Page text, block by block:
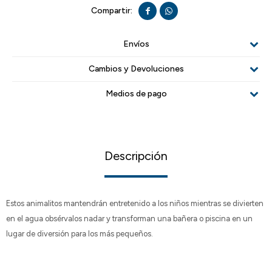
 
Envíos
Cambios y Devoluciones
Medios de pago
Descripción
Estos animalitos mantendrán entretenido a los niños mientras se divierten
en el agua obsérvalos nadar y transforman una bañera o piscina en un
lugar de diversión para los más pequeños.